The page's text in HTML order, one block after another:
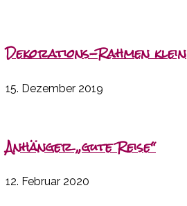
Dekorations-Rahmen klein
15. Dezember 2019
Anhänger „gute Reise“
12. Februar 2020